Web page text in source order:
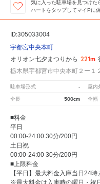
気に入った駐車場を見つけた
ハートをタップしてマイPに
ID:305033004
宇都宮中央本町
オリオン七夕まつりから 221m
栃木県宇都宮市中央本町２ー１
駐車場形式 - 屋内
全長 500cm 全幅
■料金
平日
00:00-24:00 30分/200円
土日祝
00:00-24:00 30分/200円
■上限料金
【平日】最大料金入庫当日24時
※最大料金は入庫時の曜日・祝